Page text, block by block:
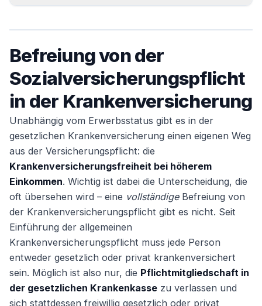
Mindestlohn noch besteht
Sozialversicherungspflicht.
Befreiung von der
Sozialversicherungspflicht
in der Krankenversicherung
Unabhängig vom Erwerbsstatus gibt es in der
gesetzlichen Krankenversicherung einen eigenen Weg
aus der Versicherungspflicht: die
Krankenversicherungsfreiheit bei höherem
Einkommen. Wichtig ist dabei die Unterscheidung, die
oft übersehen wird – eine vollständigeBefreiung von
der Krankenversicherungspflicht gibt es nicht. Seit
Einführung der allgemeinen
Krankenversicherungspflicht muss jede Person
entweder gesetzlich oder privat krankenversichert
sein. Möglich ist also nur, die Pflichtmitgliedschaft in
der gesetzlichen Krankenkasse zu verlassen und
sich stattdessen freiwillig gesetzlich oder privat